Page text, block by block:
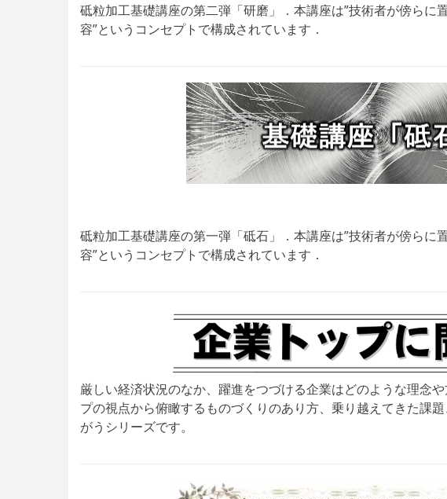
砥粒加工基礎講座の第二弾「研磨」．本講座は”技術者が傍らに
容”というコンセプトで構成されています．
砥粒加工基礎講座の第一弾「砥石」．本講座は”技術者が傍らに
容”というコンセプトで構成されています．
厳しい経済状況のなか、躍進をつづける企業はどのような理念
プの視点から俯瞰するものづくりのあり方、乗り越えてきた課
がうシリーズです。